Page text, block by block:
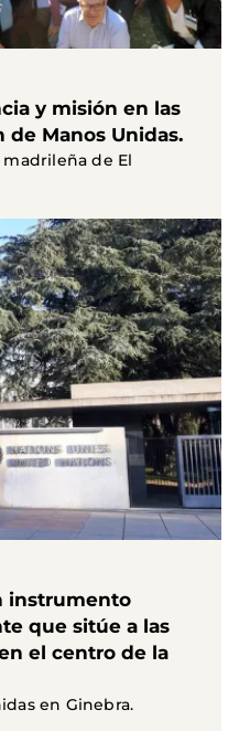
y misión en las
Manos Unidas.
de El
instrumento
que sitúe a las
el centro de la
en Ginebra.